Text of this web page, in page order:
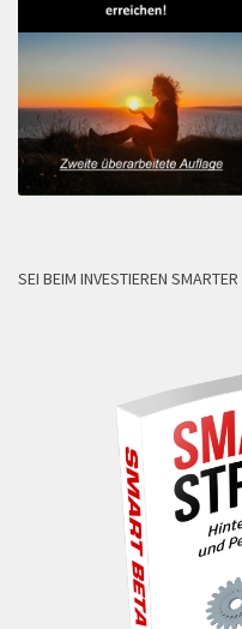
SEI BEIM INVESTIEREN